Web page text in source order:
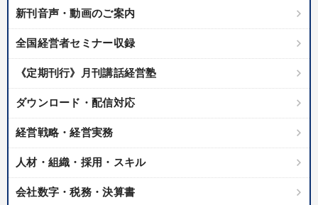
新刊音声・動画のご案内
全国経営者セミナー収録
《定期刊行》月刊講話経営塾
ダウンロード・配信対応
経営戦略・経営実務
人材・組織・採用・スキル
会社数字・税務・決算書